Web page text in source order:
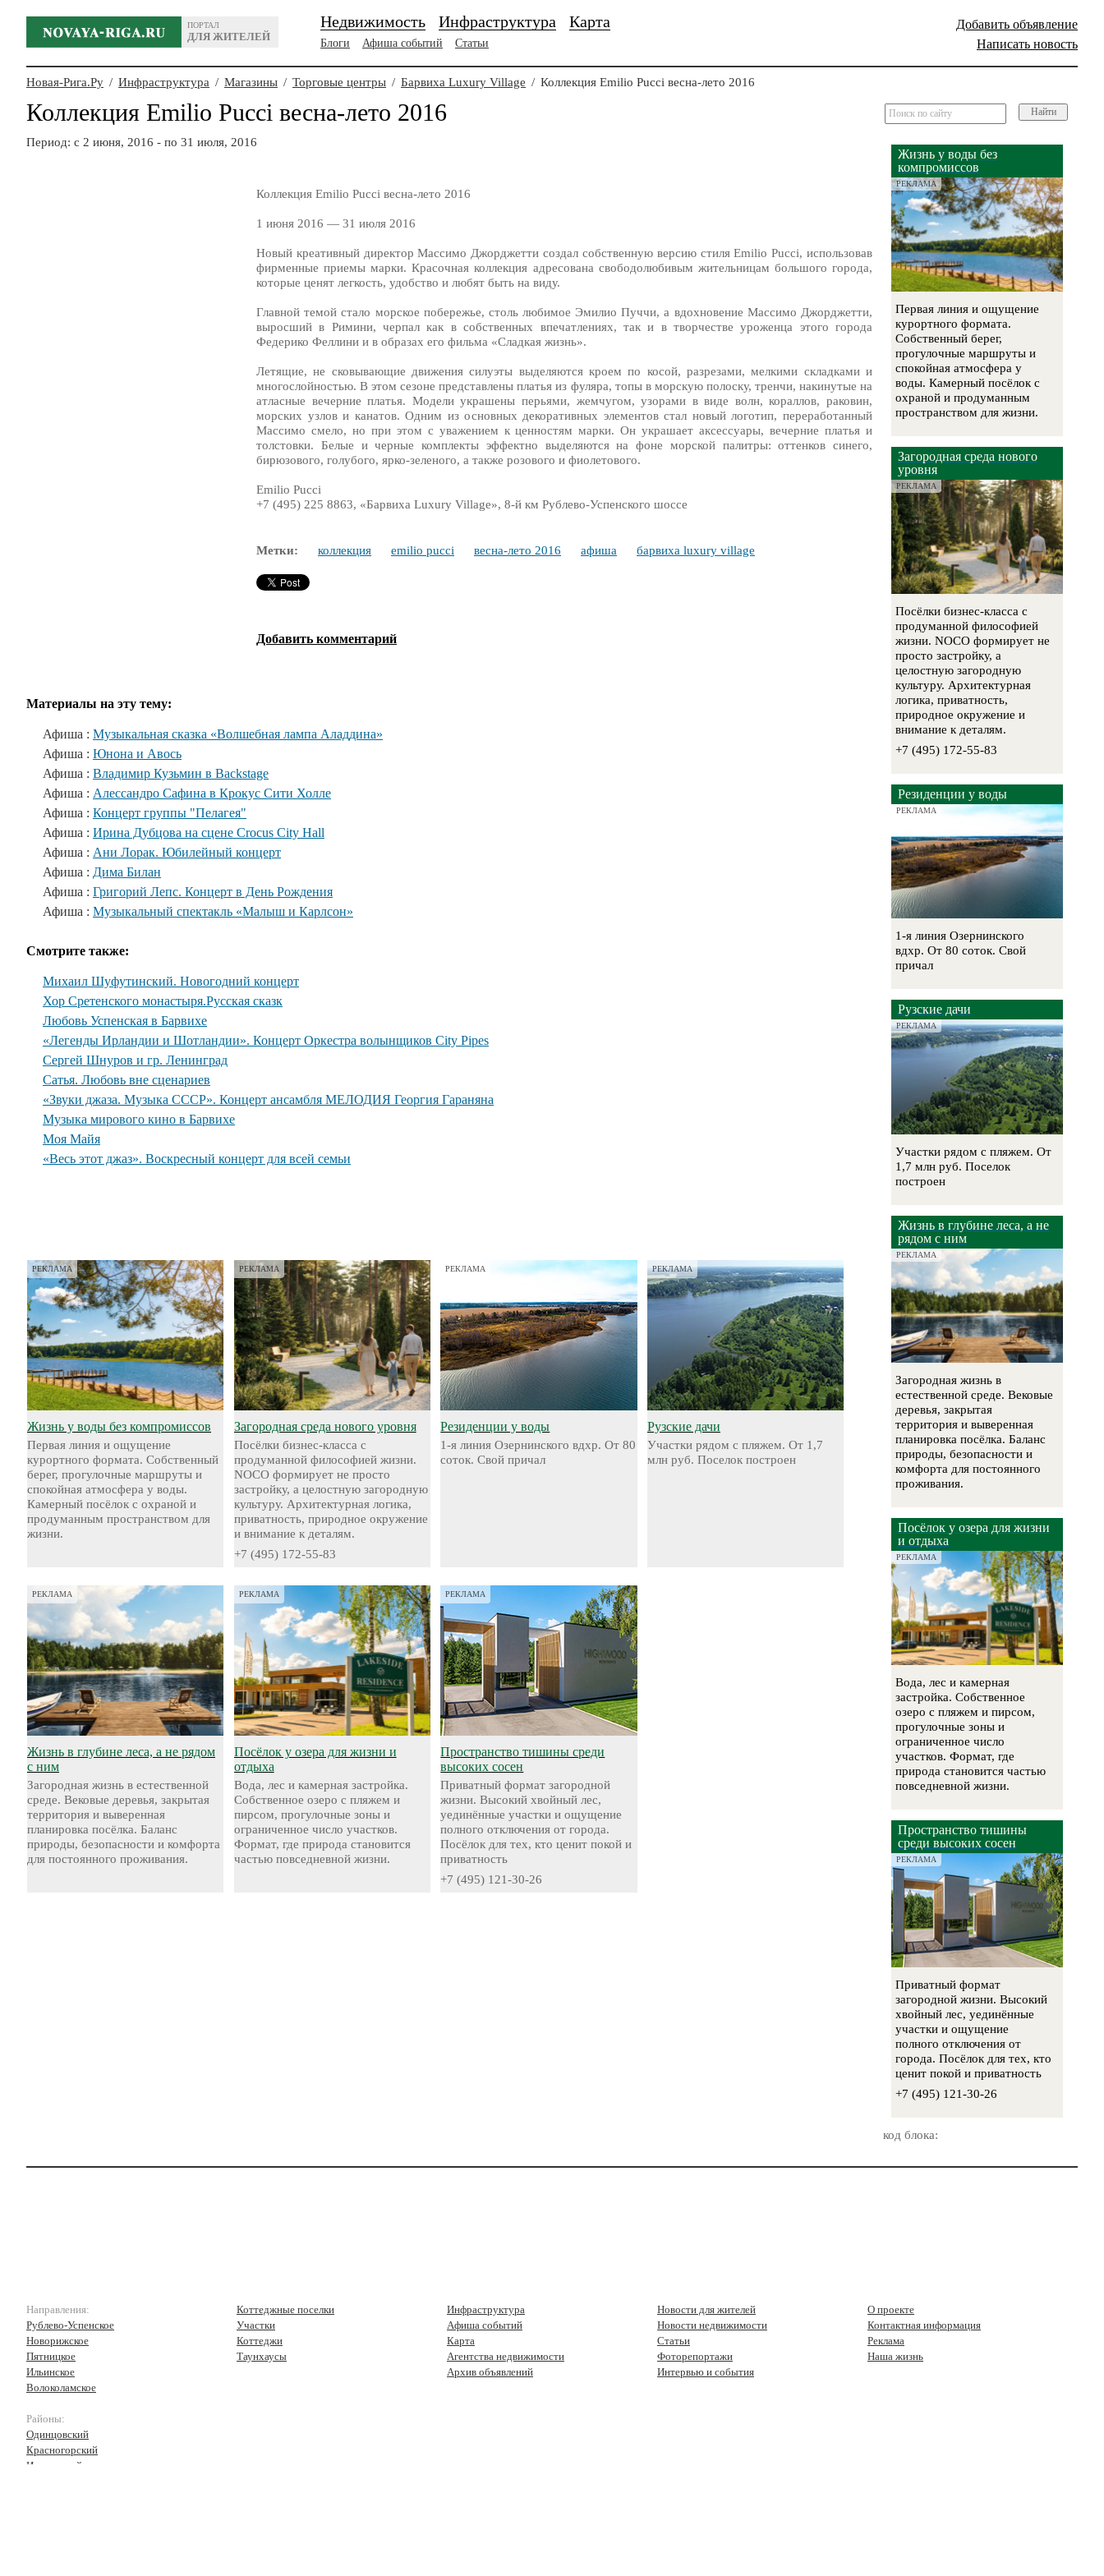
ПОРТАЛ
ДЛЯ ЖИТЕЛЕЙ
Добавить объявление
Написать новость
Недвижимость Инфраструктура Карта
Блоги Афиша событий Статьи
Новая-Рига.Ру / Инфраструктура / Магазины / Торговые центры / Барвиха Luxury Village / Коллекция Emilio Pucci весна-лето 2016
Коллекция Emilio Pucci весна-лето 2016
Период: c 2 июня, 2016 - по 31 июля, 2016
Коллекция Emilio Pucci весна-лето 2016
1 июня 2016 — 31 июля 2016
Новый креативный директор Массимо Джорджетти создал собственную версию стиля Emilio Pucci, использовав
фирменные приемы марки. Красочная коллекция адресована свободолюбивым жительницам большого города,
которые ценят легкость, удобство и любят быть на виду.
Главной темой стало морское побережье, столь любимое Эмилио Пуччи, а вдохновение Массимо Джорджетти,
выросший в Римини, черпал как в собственных впечатлениях, так и в творчестве уроженца этого города
Федерико Феллини и в образах его фильма «Сладкая жизнь».
Летящие, не сковывающие движения силуэты выделяются кроем по косой, разрезами, мелкими складками и
многослойностью. В этом сезоне представлены платья из фуляра, топы в морскую полоску, тренчи, накинутые на
атласные вечерние платья. Модели украшены перьями, жемчугом, узорами в виде волн, кораллов, раковин,
морских узлов и канатов. Одним из основных декоративных элементов стал новый логотип, переработанный
Массимо смело, но при этом с уважением к ценностям марки. Он украшает аксессуары, вечерние платья и
толстовки. Белые и черные комплекты эффектно выделяются на фоне морской палитры: оттенков синего,
бирюзового, голубого, ярко-зеленого, а также розового и фиолетового.
Emilio Pucci
+7 (495) 225 8863, «Барвиха Luxury Village», 8-й км Рублево-Успенского шоссе
Метки: коллекция emilio pucci весна-лето 2016 афиша барвиха luxury village
Добавить комментарий
Материалы на эту тему:
Афиша : Музыкальная сказка «Волшебная лампа Аладдина»
Афиша : Юнона и Авось
Афиша : Владимир Кузьмин в Backstage
Афиша : Алессандро Сафина в Крокус Сити Холле
Афиша : Концерт группы "Пелагея"
Афиша : Ирина Дубцова на сцене Crocus City Hall
Афиша : Ани Лорак. Юбилейный концерт
Афиша : Дима Билан
Афиша : Григорий Лепс. Концерт в День Рождения
Афиша : Музыкальный спектакль «Малыш и Карлсон»
Смотрите также:
Михаил Шуфутинский. Новогодний концерт
Хор Сретенского монастыря.Русская сказк
Любовь Успенская в Барвихе
«Легенды Ирландии и Шотландии». Концерт Оркестра волынщиков City Pipes
Сергей Шнуров и гр. Ленинград
Сатья. Любовь вне сценариев
«Звуки джаза. Музыка СССР». Концерт ансамбля МЕЛОДИЯ Георгия Гараняна
Музыка мирового кино в Барвихе
Моя Майя
«Весь этот джаз». Воскресный концерт для всей семьи
РЕКЛАМА
Жизнь у воды без компромиссов
Первая линия и ощущение
курортного формата. Собственный
берег, прогулочные маршруты и
спокойная атмосфера у воды.
Камерный посёлок с охраной и
продуманным пространством для
жизни.
РЕКЛАМА
Загородная среда нового уровня
Посёлки бизнес-класса с
продуманной философией жизни.
NOCO формирует не просто
застройку, а целостную загородную
культуру. Архитектурная логика,
приватность, природное окружение
и внимание к деталям.
+7 (495) 172-55-83
РЕКЛАМА
Резиденции у воды
1-я линия Озернинского вдхр. От 80
соток. Свой причал
РЕКЛАМА
Рузские дачи
Участки рядом с пляжем. От 1,7
млн руб. Поселок построен
РЕКЛАМА
Жизнь в глубине леса, а не рядом
с ним
Загородная жизнь в естественной
среде. Вековые деревья, закрытая
территория и выверенная
планировка посёлка. Баланс
природы, безопасности и комфорта
для постоянного проживания.
РЕКЛАМА
Посёлок у озера для жизни и
отдыха
Вода, лес и камерная застройка.
Собственное озеро с пляжем и
пирсом, прогулочные зоны и
ограниченное число участков.
Формат, где природа становится
частью повседневной жизни.
РЕКЛАМА
Пространство тишины среди
высоких сосен
Приватный формат загородной
жизни. Высокий хвойный лес,
уединённые участки и ощущение
полного отключения от города.
Посёлок для тех, кто ценит покой и
приватность
+7 (495) 121-30-26
Найти
Жизнь у воды без
компромиссов
РЕКЛАМА
Первая линия и ощущение
курортного формата.
Собственный берег,
прогулочные маршруты и
спокойная атмосфера у
воды. Камерный посёлок с
охраной и продуманным
пространством для жизни.
Загородная среда нового
уровня
РЕКЛАМА
Посёлки бизнес-класса с
продуманной философией
жизни. NOCO формирует не
просто застройку, а
целостную загородную
культуру. Архитектурная
логика, приватность,
природное окружение и
внимание к деталям.
+7 (495) 172-55-83
Резиденции у воды
РЕКЛАМА
1-я линия Озернинского
вдхр. От 80 соток. Свой
причал
Рузские дачи
РЕКЛАМА
Участки рядом с пляжем. От
1,7 млн руб. Поселок
построен
Жизнь в глубине леса, а не
рядом с ним
РЕКЛАМА
Загородная жизнь в
естественной среде. Вековые
деревья, закрытая
территория и выверенная
планировка посёлка. Баланс
природы, безопасности и
комфорта для постоянного
проживания.
Посёлок у озера для жизни
и отдыха
РЕКЛАМА
Вода, лес и камерная
застройка. Собственное
озеро с пляжем и пирсом,
прогулочные зоны и
ограниченное число
участков. Формат, где
природа становится частью
повседневной жизни.
Пространство тишины
среди высоких сосен
РЕКЛАМА
Приватный формат
загородной жизни. Высокий
хвойный лес, уединённые
участки и ощущение
полного отключения от
города. Посёлок для тех, кто
ценит покой и приватность
+7 (495) 121-30-26
код блока:
Направления:
Рублево-Успенское
Новорижское
Пятницкое
Ильинское
Волоколамское
Районы:
Одинцовский
Красногорский
Истринский
Коттеджные поселки
Участки
Коттеджи
Таунхаусы
Инфраструктура
Афиша событий
Карта
Агентства недвижимости
Архив объявлений
Новости для жителей
Новости недвижимости
Статьи
Фоторепортажи
Интервью и события
О проекте
Контактная информация
Реклама
Наша жизнь